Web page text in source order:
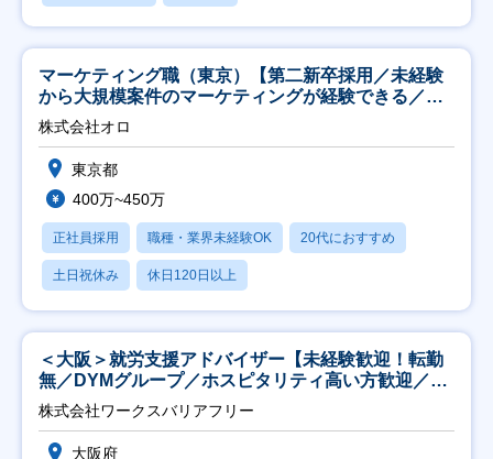
マーケティング職（東京）【第二新卒採用／未経験
から大規模案件のマーケティングが経験できる／研
修充実】
株式会社オロ
東京都
400万~450万
正社員採用 職種・業界未経験OK 20代におすすめ
土日祝休み 休日120日以上
＜大阪＞就労支援アドバイザー【未経験歓迎！転勤
無／DYMグループ／ホスピタリティ高い方歓迎／土
日祝】
株式会社ワークスバリアフリー
大阪府